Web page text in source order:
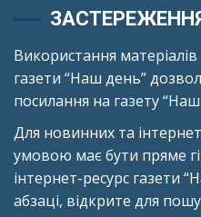
Використання
газети “Наш день”
посилання на газету
Для новинних та
умовою має бути пряме
інтернет-ресурс газети
абзаці, відкрите для